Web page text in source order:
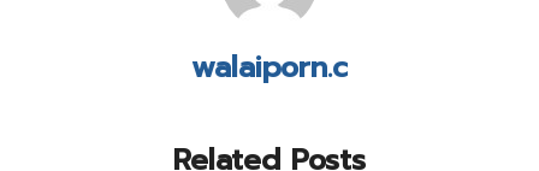
walaiporn.c
Related Posts